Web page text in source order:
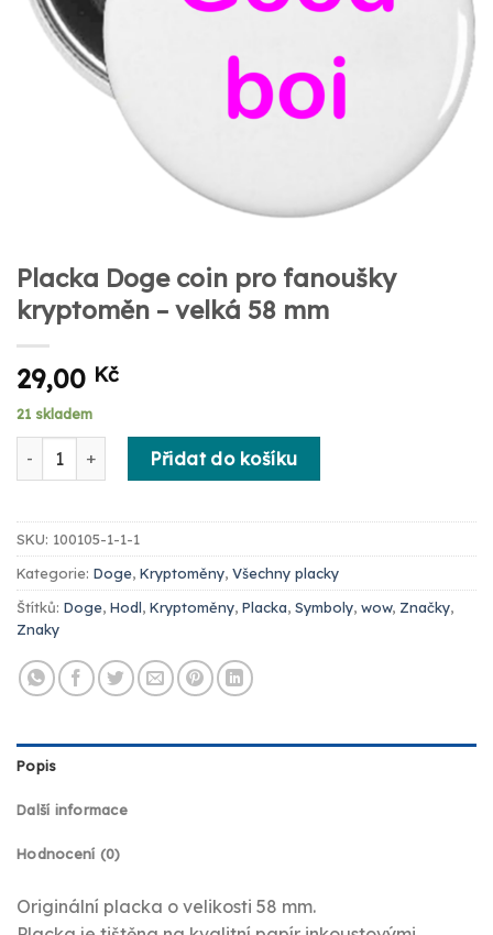
Placka Doge coin pro fanoušky
kryptoměn – velká 58 mm
29,00 Kč
21 skladem
Placka Doge coin pro fanoušky kryptoměn - velká 58 mm
Přidat do košíku
SKU: 100105-1-1-1
Kategorie: Doge, Kryptoměny, Všechny placky
Štítků: Doge, Hodl, Kryptoměny, Placka, Symboly, wow, Značky,
Znaky
Popis
Další informace
Hodnocení (0)
Originální placka o velikosti 58 mm.